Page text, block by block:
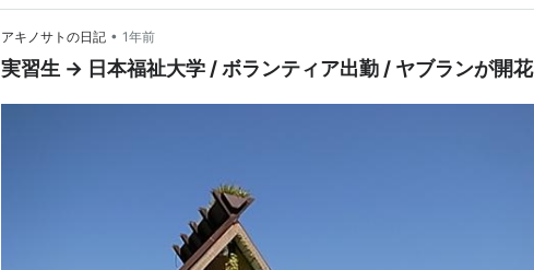
アキノサトの日記 • 1年前
実習生 → 日本福祉大学 / ボランティア出勤 / ヤブランが開花